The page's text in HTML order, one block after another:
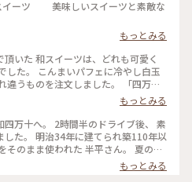
イーツ 美味しいスイーツと素敵な
もっとみる
いた 和スイーツは、どれも可愛く
した。 こんまいパフェに冷やし白玉
違うものを注文しました。 「四万十
開催中で涼やかな音色に 汗もすぅと
庭のすぐ奥はくろしお鉄道が 走りま
な 音にワクワクします。 半平さん
霊場37番札所岩本寺があります。 古
道の音、 古刹…夏旅が静かに始まりま
す。 #とっておきの旅 #夏色さがし #カフェ #夏旅 #高知カフェ
もっとみる
万十へ。 2時間半のドライブ後、 素
した。 明治34年に建てられ築110年以
そのまま使われた 半平さん。 夏のメ
私が選んだのは「抹茶ごおり」。
抹茶のかき氷。 土佐の生姜で作られ
もっとみる